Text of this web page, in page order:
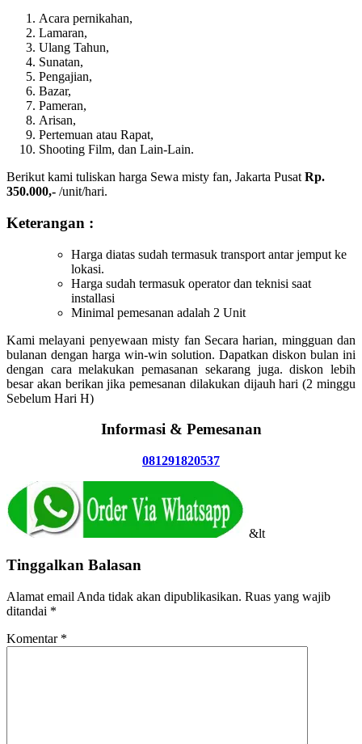
Acara pernikahan,
Lamaran,
Ulang Tahun,
Sunatan,
Pengajian,
Bazar,
Pameran,
Arisan,
Pertemuan atau Rapat,
Shooting Film, dan Lain-Lain.
Berikut kami tuliskan harga Sewa misty fan, Jakarta Pusat Rp.
350.000,- /unit/hari.
Keterangan :
Harga diatas sudah termasuk transport antar jemput ke
lokasi.
Harga sudah termasuk operator dan teknisi saat
installasi
Minimal pemesanan adalah 2 Unit
Kami melayani penyewaan misty fan Secara harian, mingguan dan
bulanan dengan harga win-win solution. Dapatkan diskon bulan ini
dengan cara melakukan pemasanan sekarang juga. diskon lebih
besar akan berikan jika pemesanan dilakukan dijauh hari (2 minggu
Sebelum Hari H)
Informasi & Pemesanan
081291820537
&lt
Tinggalkan Balasan
Alamat email Anda tidak akan dipublikasikan. Ruas yang wajib
ditandai *
Komentar *